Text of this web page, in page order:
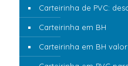
Carteirinha de PVC:
Carteirinha em BH
Carteirinha em BH valor